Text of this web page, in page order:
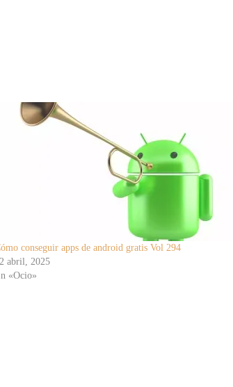
conseguir apps de android gratis Vol 294
abril, 2025
«Ocio»